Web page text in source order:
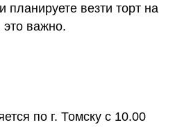
планируете везти торт на
это важно.
по г. Томску с 10.00